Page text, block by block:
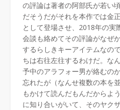
の評論は著者の阿部氏が若い
だそうだがそれを本作では金
として登場させ、2018年の実
会談も絡めてその評論がなぜ
するらしきキーアイテムなの
ちは右往左往するわけだ。な
予中のアラフォー男が絡むの
忘れたが（なんせ複数の本を
もかけて読んだもんだからよ
に知り合いがいて、そのヤク